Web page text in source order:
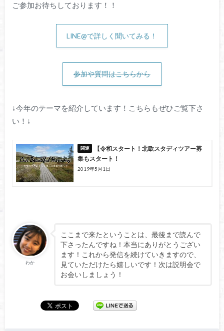
ご参加お待ちしております！！
LINE@で詳しく聞いてみる！
参加や質問はこちらから
↓今年のテーマを紹介しています！こちらもぜひご覧下さ
い！↓
【令和スタート！北欧スタディツアー募
集もスタート！
2019年5月1日
わか
ここまで来たということは、最後まで読んで
下さったんですね！本当にありがとうござい
ます！これから発信を続けていきますので、
見ていただけたら嬉しいです！次は説明会で
お会いしましょう！